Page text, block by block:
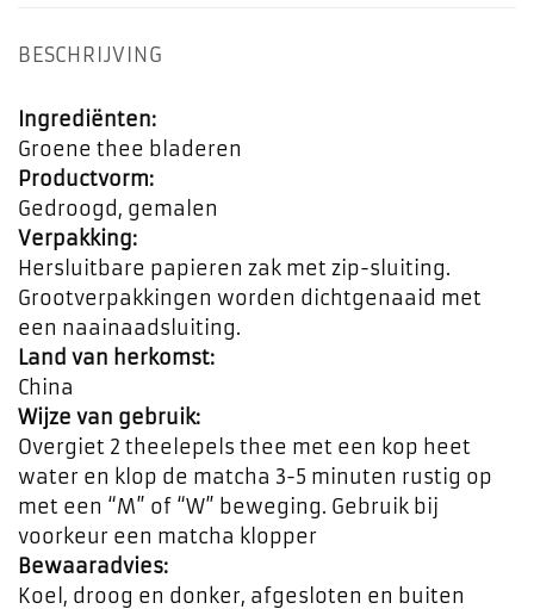
BESCHRIJVING
Ingrediënten:
Groene thee bladeren
Productvorm:
Gedroogd, gemalen
Verpakking:
Hersluitbare papieren zak met zip-sluiting.
Grootverpakkingen worden dichtgenaaid met
een naainaadsluiting.
Land van herkomst:
China
Wijze van gebruik:
Overgiet 2 theelepels thee met een kop heet
water en klop de matcha 3-5 minuten rustig op
met een “M” of “W” beweging. Gebruik bij
voorkeur een matcha klopper
Bewaaradvies:
Koel, droog en donker, afgesloten en buiten